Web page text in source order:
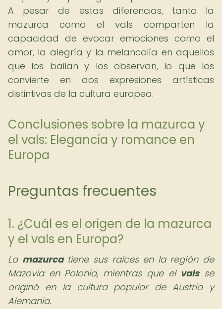
A pesar de estas diferencias, tanto la
mazurca como el vals comparten la
capacidad de evocar emociones como el
amor, la alegría y la melancolía en aquellos
que los bailan y los observan, lo que los
convierte en dos expresiones artísticas
distintivas de la cultura europea.
Conclusiones sobre la mazurca y
el vals: Elegancia y romance en
Europa
Preguntas frecuentes
1. ¿Cuál es el origen de la mazurca
y el vals en Europa?
La mazurcatiene sus raíces en la región de
Mazovia en Polonia, mientras que el valsse
originó en la cultura popular de Austria y
Alemania.